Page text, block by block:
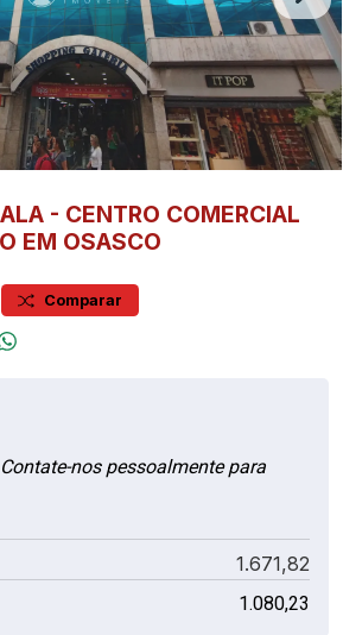
- CENTRO COMERCIAL
EM OSASCO
Comparar
nos pessoalmente para
1.671,82
1.080,23